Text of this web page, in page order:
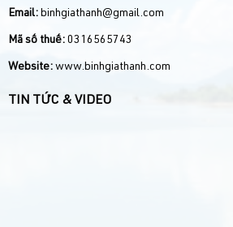
Email: binhgiathanh@gmail.com
Mã số thuế: 0316565743
Website: www.binhgiathanh.com
TIN TỨC & VIDEO